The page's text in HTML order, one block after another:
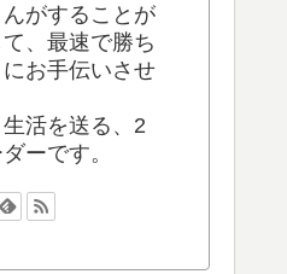
がすることが
、最速で勝ち
お手伝いさせ
活を送る、2
ーです。